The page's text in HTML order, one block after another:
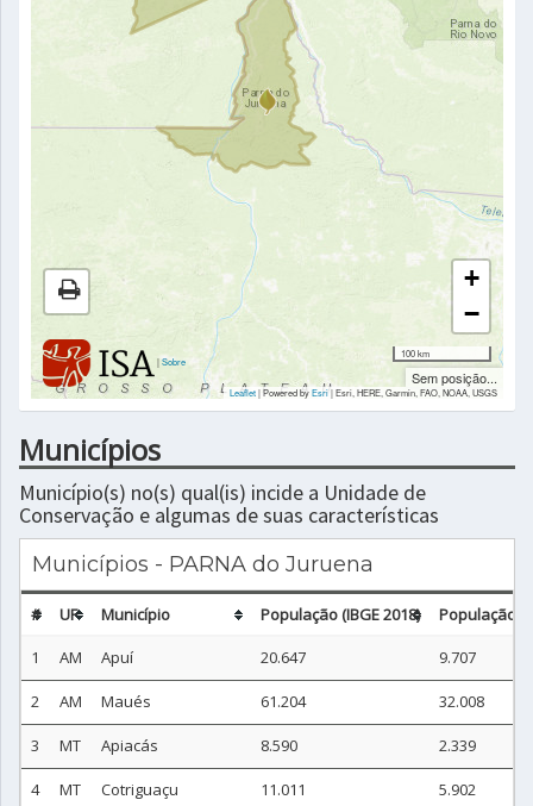
|Sobre
+
−
100 km
Sem posição...
Leaflet| Powered byEsri|Esri, HERE, Garmin, FAO, NOAA, USGS
Municípios
Município(s) no(s) qual(is) incide a Unidade de
Conservação e algumas de suas características
Municípios - PARNA do Juruena
# UF Município População (IBGE 2018)
População
1
AM Apuí 20.647 9.707
2 AM Maués 61.204 32.008
3 MT Apiacás 8.590 2.339
4 MT Cotriguaçu 11.011 5.902